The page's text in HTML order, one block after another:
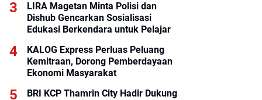
LIRA Magetan Minta Polisi dan
Dishub Gencarkan Sosialisasi
Edukasi Berkendara untuk Pelajar
KALOG Express Perluas Peluang
Kemitraan, Dorong Pemberdayaan
Ekonomi Masyarakat
BRI KCP Thamrin City Hadir Dukung